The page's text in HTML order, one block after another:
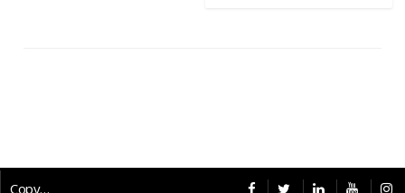
Copyright © 2026 CybermagOnline